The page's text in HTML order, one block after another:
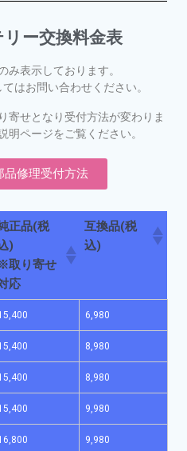
ー交換料金表
み表示しております。
はお問い合わせください。
寄せとなり受付方法が変わりま
明ページをご覧ください。
修理受付方法
正品(税
)
取り寄せ
応
互換品(税
込)
6,980
8,980
8,980
9,980
9,980